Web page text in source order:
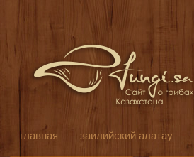
главная заилийский алатау